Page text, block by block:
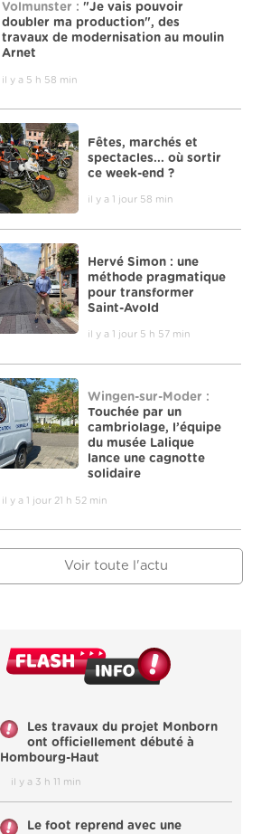
Volmunster : "Je vais pouvoir
doubler ma production", des
travaux de modernisation au moulin
Arnet
il y a 5 h 58 min
Fêtes, marchés et
spectacles... où sortir
ce week-end ?
il y a 1 jour 58 min
Hervé Simon : une
méthode pragmatique
pour transformer
Saint-Avold
il y a 1 jour 5 h 57 min
Wingen-sur-Moder :
Touchée par un
cambriolage, l’équipe
du musée Lalique
lance une cagnotte
solidaire
il y a 1 jour 21 h 52 min
Voir toute l'actu
Les travaux du projet Monborn
ont officiellement débuté à
Hombourg-Haut
il y a 3 h 11 min
Le foot reprend avec une